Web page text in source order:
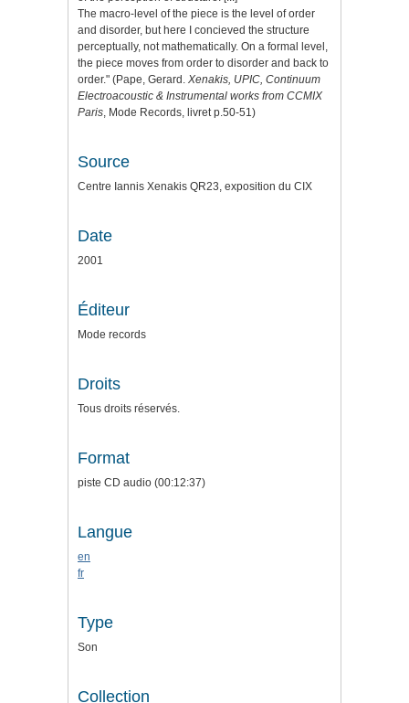
The macro-level of the piece is the level of order
and disorder, but here I concieved the structure
perceptually, not mathematically. On a formal level,
the piece moves from order to disorder and back to
order." (Pape, Gerard. Xenakis, UPIC, Continuum
Electroacoustic & Instrumental works from CCMIX
Paris, Mode Records, livret p.50-51)
Source
Centre Iannis Xenakis QR23, exposition du CIX
Date
2001
Éditeur
Mode records
Droits
Tous droits réservés.
Format
piste CD audio (00:12:37)
Langue
en
fr
Type
Son
Collection